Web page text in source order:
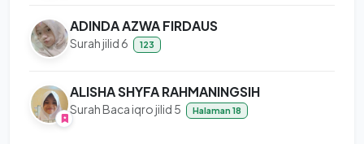
ADINDA AZWA FIRDAUS
Surah jilid 6 123
ALISHA SHYFA RAHMANINGSIH
Surah Baca iqro jilid 5 Halaman 18